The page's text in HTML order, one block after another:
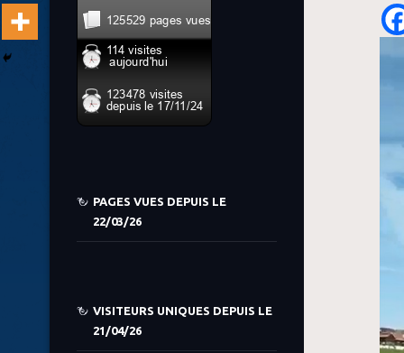
PAGES VUES DEPUIS LE
22/03/26
VISITEURS UNIQUES DEPUIS LE
21/04/26